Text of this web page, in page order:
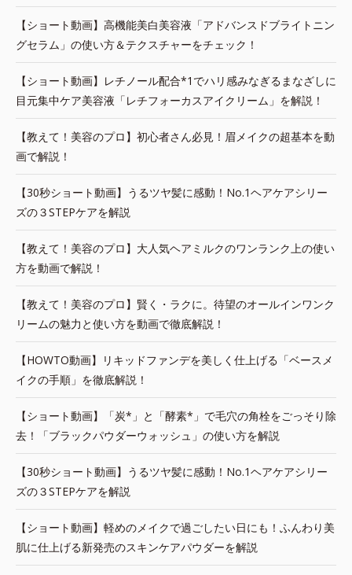
【ショート動画】高機能美白美容液「アドバンスドブライトニン
グセラム」の使い方＆テクスチャーをチェック！
【ショート動画】レチノール配合*1でハリ感みなぎるまなざしに
目元集中ケア美容液「レチフォーカスアイクリーム」を解説！
【教えて！美容のプロ】初心者さん必見！眉メイクの超基本を動
画で解説！
【30秒ショート動画】うるツヤ髪に感動！No.1ヘアケアシリー
ズの３STEPケアを解説
【教えて！美容のプロ】大人気ヘアミルクのワンランク上の使い
方を動画で解説！
【教えて！美容のプロ】賢く・ラクに。待望のオールインワンク
リームの魅力と使い方を動画で徹底解説！
【HOWTO動画】リキッドファンデを美しく仕上げる「ベースメ
イクの手順」を徹底解説！
【ショート動画】「炭*」と「酵素*」で毛穴の角栓をごっそり除
去！「ブラックパウダーウォッシュ」の使い方を解説
【30秒ショート動画】うるツヤ髪に感動！No.1ヘアケアシリー
ズの３STEPケアを解説
【ショート動画】軽めのメイクで過ごしたい日にも！ふんわり美
肌に仕上げる新発売のスキンケアパウダーを解説